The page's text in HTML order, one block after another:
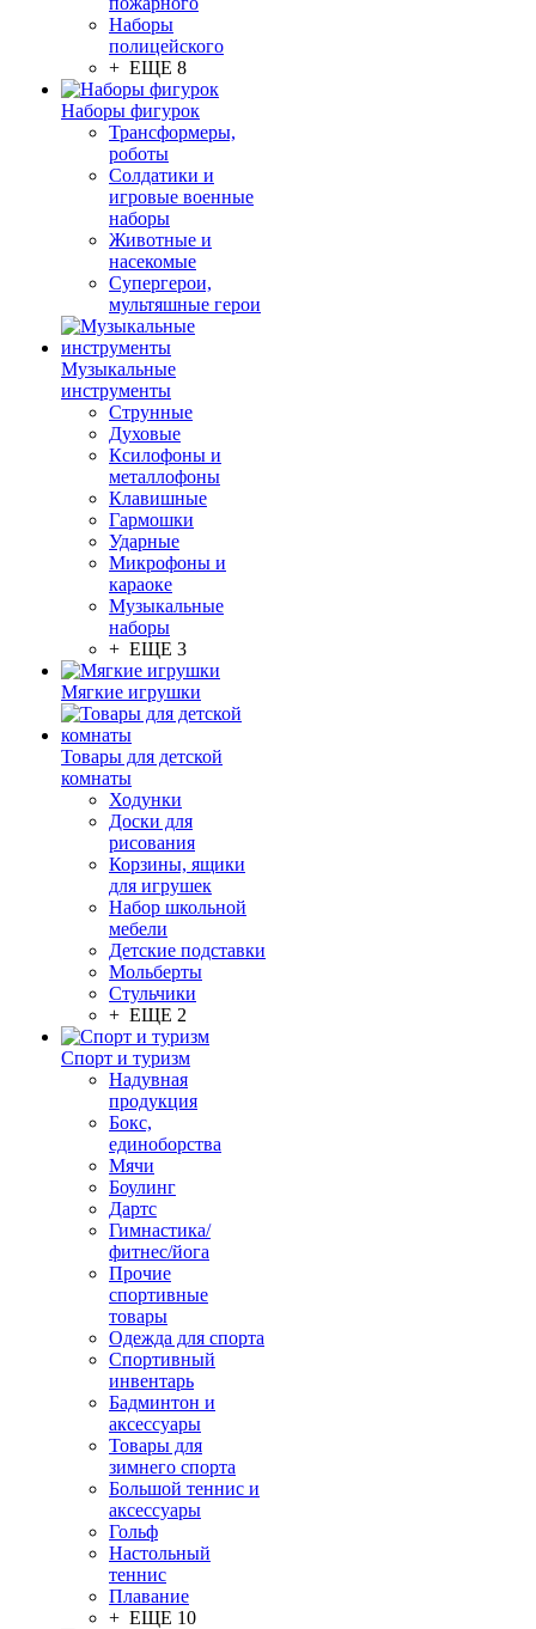
Наборы
полицейского
+ ЕЩЕ 8
Наборы фигурок
Трансформеры,
роботы
Солдатики и
игровые военные
наборы
Животные и
насекомые
Супергерои,
мультяшные герои
Музыкальные
инструменты
Струнные
Духовые
Ксилофоны и
металлофоны
Клавишные
Гармошки
Ударные
Микрофоны и
караоке
Музыкальные
наборы
+ ЕЩЕ 3
Мягкие игрушки
Товары для детской
комнаты
Ходунки
Доски для
рисования
Корзины, ящики
для игрушек
Набор школьной
мебели
Детские подставки
Мольберты
Стульчики
+ ЕЩЕ 2
Спорт и туризм
Надувная
продукция
Бокс,
единоборства
Мячи
Боулинг
Дартс
Гимнастика/
фитнес/йога
Прочие
спортивные
товары
Одежда для спорта
Спортивный
инвентарь
Бадминтон и
аксессуары
Товары для
зимнего спорта
Большой теннис и
аксессуары
Гольф
Настольный
теннис
Плавание
+ ЕЩЕ 10